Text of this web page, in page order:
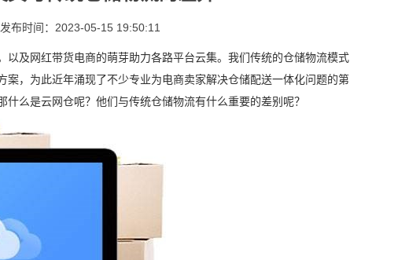
发布时间：2023-05-15 19:50:11
及网红带货电商的萌芽助力各路平台云集。我们传统的仓储物流模式
，为此近年涌现了不少专业为电商卖家解决仓储配送一体化问题的第
么是云网仓呢？他们与传统仓储物流有什么重要的差别呢？